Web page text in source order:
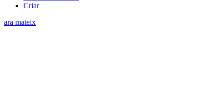
Criar
ara mateix